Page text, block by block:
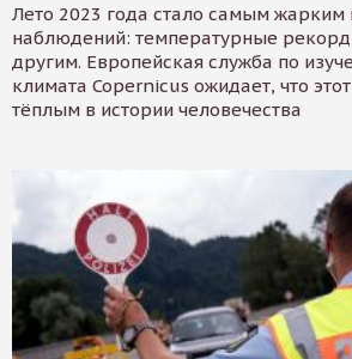
Лето 2023 года стало самым жарким
наблюдений: температурные
другим. Европейская служба по
климата Copernicus ожидает, что
тёплым в истории человечества